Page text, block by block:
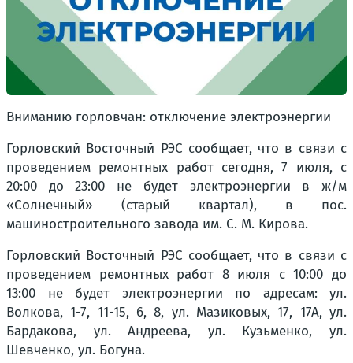
Вниманию горловчан: отключение электроэнергии
Горловский Восточный РЭС сообщает, что в связи с
проведением ремонтных работ сегодня, 7 июля, с
20:00 до 23:00 не будет электроэнергии в ж/м
«Солнечный» (старый квартал), в пос.
машиностроительного завода им. С. М. Кирова.
Горловский Восточный РЭС сообщает, что в связи с
проведением ремонтных работ 8 июля с 10:00 до
13:00 не будет электроэнергии по адресам: ул.
Волкова, 1-7, 11-15, 6, 8, ул. Мазиковых, 17, 17А, ул.
Бардакова, ул. Андреева, ул. Кузьменко, ул.
Шевченко, ул. Богуна.